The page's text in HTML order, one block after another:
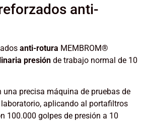
anti-
anti-rotura MEMBROM®
presión de trabajo normal de 10
una precisa máquina de pruebas de
aplicando al portafiltros
100.000 golpes de presión a 10